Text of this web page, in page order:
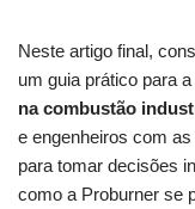
Neste artigo final,
um guia prático para a
na combustão
e engenheiros com
para tomar decisões
como a Proburner se